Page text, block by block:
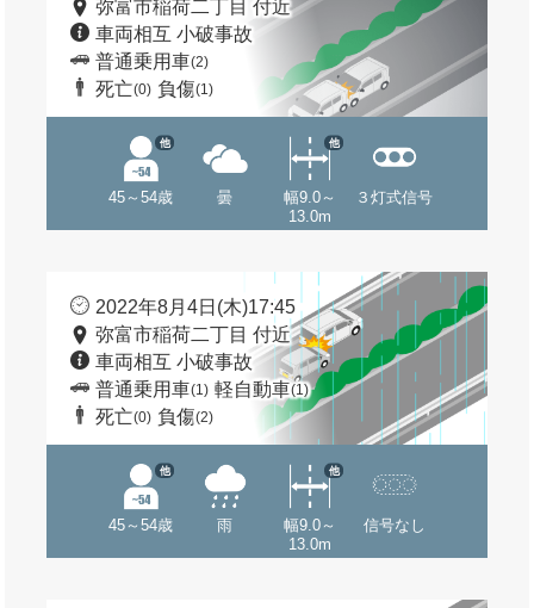
弥富市稲荷二丁目 付近
車両相互 小破事故
普通乗用車(2)
死亡(0) 負傷(1)
45～54歳
他
曇
幅9.0～
13.0m
他
３灯式信号
2022年8月4日(木)17:45
弥富市稲荷二丁目 付近
車両相互 小破事故
普通乗用車(1) 軽自動車(1)
死亡(0) 負傷(2)
45～54歳
他
雨
幅9.0～
13.0m
他
信号なし